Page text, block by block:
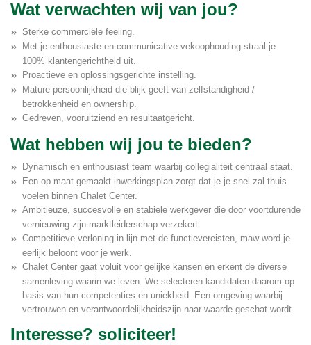
Wat verwachten wij van jou?
Sterke commerciële feeling.
Met je enthousiaste en communicative vekoophouding straal je
100% klantengerichtheid uit.
Proactieve en oplossingsgerichte instelling.
Mature persoonlijkheid die blijk geeft van zelfstandigheid /
betrokkenheid en ownership.
Gedreven, vooruitziend en resultaatgericht.
Wat hebben wij jou te bieden?
Dynamisch en enthousiast team waarbij collegialiteit centraal staat.
Een op maat gemaakt inwerkingsplan zorgt dat je je snel zal thuis
voelen binnen Chalet Center.
Ambitieuze, succesvolle en stabiele werkgever die door voortdurende
vernieuwing zijn marktleiderschap verzekert.
Competitieve verloning in lijn met de functievereisten, maw word je
eerlijk beloont voor je werk.
Chalet Center gaat voluit voor gelijke kansen en erkent de diverse
samenleving waarin we leven. We selecteren kandidaten daarom op
basis van hun competenties en uniekheid. Een omgeving waarbij
vertrouwen en verantwoordelijkheidszijn naar waarde geschat wordt.
Interesse? soliciteer!